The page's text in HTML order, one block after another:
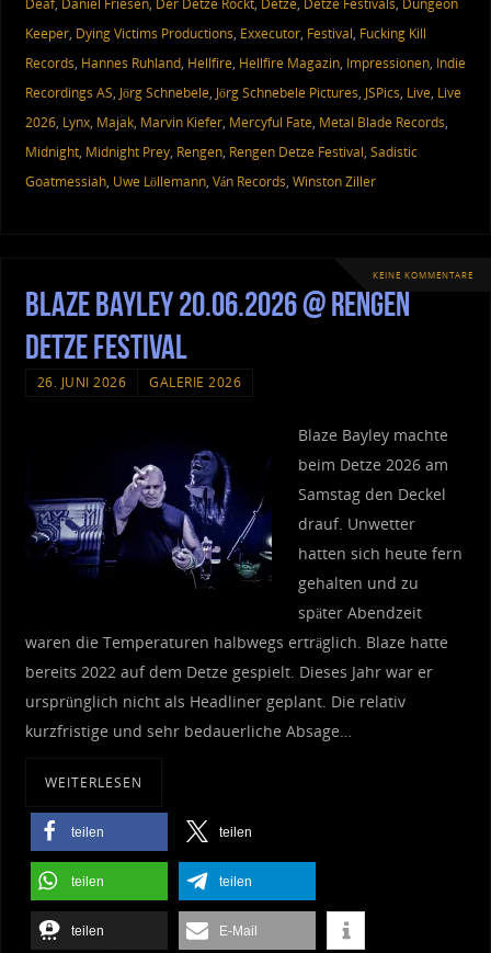
Deaf, Daniel Friesen, Der Detze Rockt, Detze, Detze Festivals, Dungeon
Keeper, Dying Victims Productions, Exxecutor, Festival, Fucking Kill
Records, Hannes Ruhland, Hellfire, Hellfire Magazin, Impressionen, Indie
Recordings AS, Jörg Schnebele, Jörg Schnebele Pictures, JSPics, Live, Live
2026, Lynx, Majak, Marvin Kiefer, Mercyful Fate, Metal Blade Records,
Midnight, Midnight Prey, Rengen, Rengen Detze Festival, Sadistic
Goatmessiah, Uwe Löllemann, Ván Records, Winston Ziller
KEINE KOMMENTARE
Blaze Bayley 20.06.2026 @ Rengen
Detze Festival
26. JUNI 2026 GALERIE 2026
Blaze Bayley machte
beim Detze 2026 am
Samstag den Deckel
drauf. Unwetter
hatten sich heute fern
gehalten und zu
später Abendzeit
waren die Temperaturen halbwegs erträglich. Blaze hatte
bereits 2022 auf dem Detze gespielt. Dieses Jahr war er
ursprünglich nicht als Headliner geplant. Die relativ
kurzfristige und sehr bedauerliche Absage…
WEITERLESEN
teilen teilen
teilen teilen
teilen E-Mail